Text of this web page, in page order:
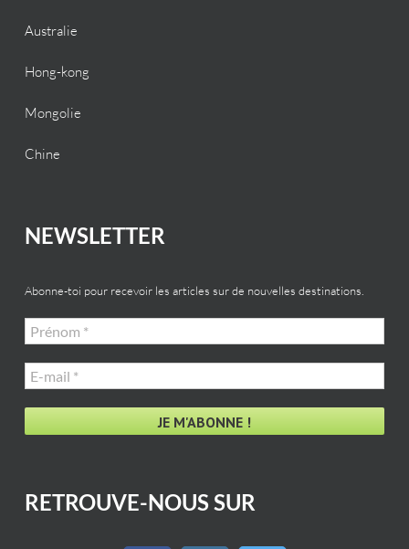
Australie
Hong-kong
Mongolie
Chine
NEWSLETTER
Abonne-toi pour recevoir les articles sur de nouvelles destinations.
Prénom
*
E-
mail
*
RETROUVE-NOUS SUR